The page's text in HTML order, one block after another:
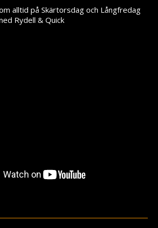
alltid på Skärtorsdag och Långfredag
Rydell & Quick